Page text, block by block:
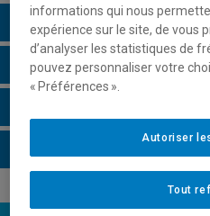
Description du cours
Horaire - Été 2026
informations qui nous
expérience sur le site, de vous
d’analyser les statistiques de
pouvez personnaliser votre
« Préférences ».
Tout
Autoriser